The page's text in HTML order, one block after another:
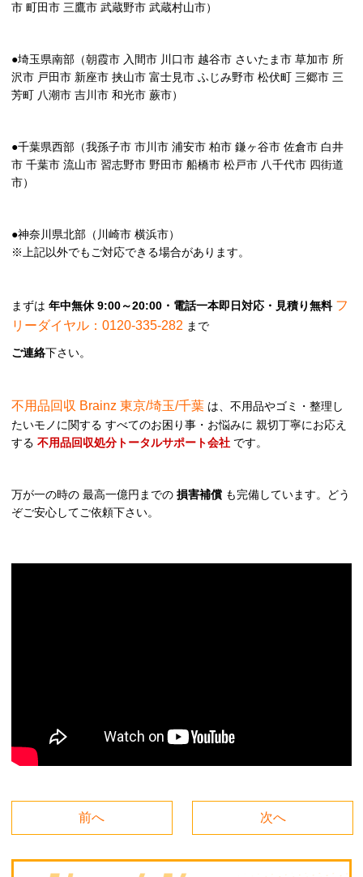
市 町田市 三鷹市 武蔵野市 武蔵村山市）
●埼玉県南部（朝霞市 入間市 川口市 越谷市 さいたま市 草加市 所
沢市 戸田市 新座市 挟山市 富士見市 ふじみ野市 松伏町 三郷市 三
芳町 八潮市 吉川市 和光市 蕨市）
●千葉県西部（我孫子市 市川市 浦安市 柏市 鎌ヶ谷市 佐倉市 白井
市 千葉市 流山市 習志野市 野田市 船橋市 松戸市 八千代市 四街道
市）
●神奈川県北部（川崎市 横浜市）
※上記以外でもご対応できる場合があります。
まずは 年中無休 9:00～20:00・電話一本即日対応・見積り無料 フ
リーダイヤル：0120-335-282 まで
ご連絡下さい。
不用品回収 Brainz 東京/埼玉/千葉 は、不用品やゴミ・整理し
たいモノに関する すべてのお困り事・お悩みに 親切丁寧にお応え
する 不用品回収処分トータルサポート会社 です。
万が一の時の 最高一億円までの 損害補償 も完備しています。どう
ぞご安心してご依頼下さい。
前へ 次へ